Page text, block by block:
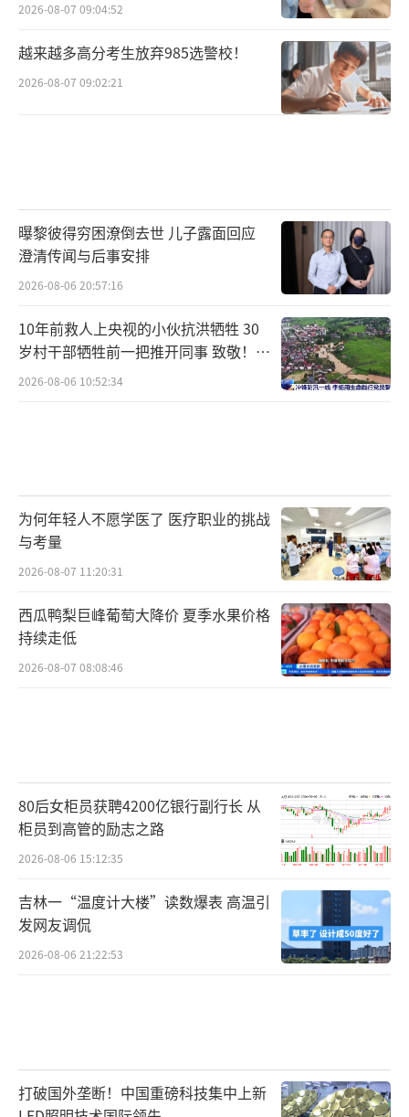
2026-08-07 09:04:52
越来越多高分考生放弃985选警校！
2026-08-07 09:02:21
曝黎彼得穷困潦倒去世 儿子露面回应
澄清传闻与后事安排
2026-08-06 20:57:16
10年前救人上央视的小伙抗洪牺牲 30
岁村干部牺牲前一把推开同事 致敬！送
别！
2026-08-06 10:52:34
为何年轻人不愿学医了 医疗职业的挑战
与考量
2026-08-07 11:20:31
西瓜鸭梨巨峰葡萄大降价 夏季水果价格
持续走低
2026-08-07 08:08:46
80后女柜员获聘4200亿银行副行长 从
柜员到高管的励志之路
2026-08-06 15:12:35
吉林一“温度计大楼”读数爆表 高温引
发网友调侃
2026-08-06 21:22:53
打破国外垄断！中国重磅科技集中上新